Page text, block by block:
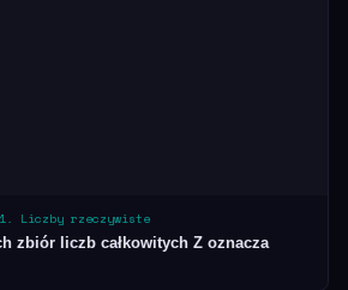
Liczby rzeczywiste
zbiór liczb całkowitych Z oznacza